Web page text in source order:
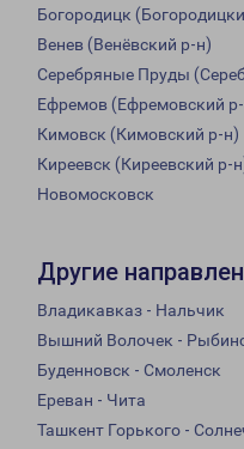
Богородицк
Венев (Венёвский р-н)
Серебряные Пруды
Ефремов (Ефремовский
Кимовск (Кимовский р-н)
Киреевск (Киреевский р-
Новомосковск
Другие
Владикавказ - Нальчик
Вышний Волочек -
Буденновск - Смоленск
Ереван - Чита
Ташкент Горького -